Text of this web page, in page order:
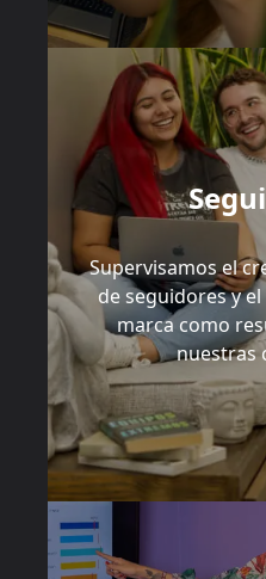
Supervisamos el
de seguidores y
marca como
nuestras